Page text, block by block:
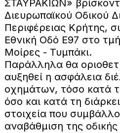
ΣΤΑΥΡΑΚΙΩΝ»
Διευρωπαϊκού Οδικού
Περιφέρειας Κρήτης,
Εθνική Οδό Ε97 στο
Μοίρες - Τυμπάκι.
Παράλληλα θα
αυξηθεί η ασφάλεια
οχημάτων, τόσο κατά
όσο και κατά τη
στοιχεία που
αναβάθμιση της